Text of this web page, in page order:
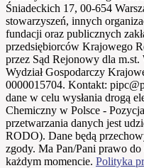
Śniadeckich 17, 00-654
stowarzyszeń, innych
fundacji oraz publicznych
przedsiębiorców Krajowego
przez Sąd Rejonowy dla
Wydział Gospodarczy
0000015704. Kontakt:
dane w celu wysłania drogą
Chemiczny w Polsce -
przetwarzania danych jest
RODO). Dane będą
zgody. Ma Pan/Pani prawo
każdym momencie. Polityka